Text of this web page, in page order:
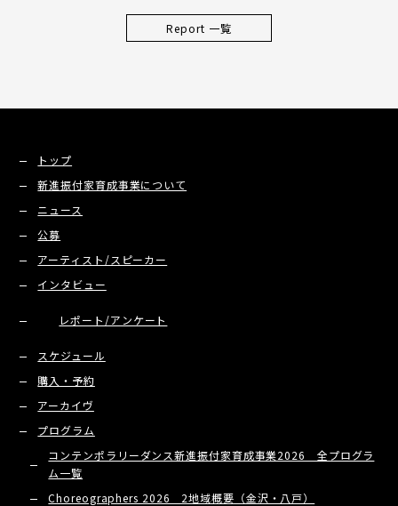
Report 一覧
トップ
新進振付家育成事業について
ニュース
公募
アーティスト/スピーカー
インタビュー
レポート/アンケート
スケジュール
購入・予約
アーカイヴ
プログラム
コンテンポラリーダンス新進振付家育成事業2026 全プログラ
ム一覧
Choreographers 2026 2地域概要（金沢・八戸）